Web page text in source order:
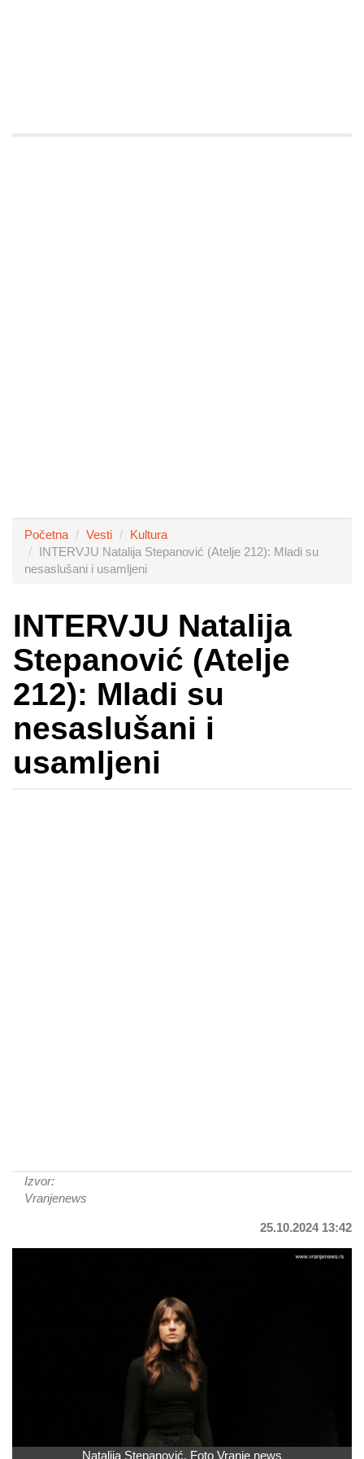
Početna Vesti
Kultura
INTERVJU Natalija Stepanović (Atelje 212): Mladi su
nesaslušani i usamljeni
INTERVJU Natalija
Stepanović (Atelje
212): Mladi su
nesaslušani i
usamljeni
Izvor:
Vranjenews
25.10.2024 13:42
Natalija Stepanović. Foto Vranje news